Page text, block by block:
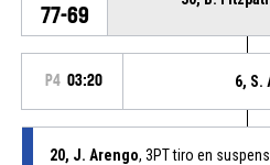
77-69
P4 03:20 6, S.
20, J. Arengo, 3PT tiro en